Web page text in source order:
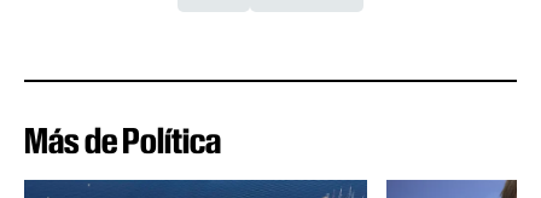
Más de Política